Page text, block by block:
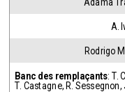
Adama
A.
Rodrigo
Banc des remplaçants: T.
T. Castagne, R. Sessegnon,